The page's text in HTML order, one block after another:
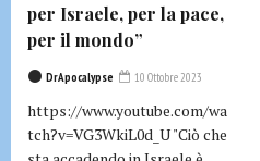
per Israele, per la pace,
per il mondo”
DrApocalypse 10 Ottobre 2023
https://www.youtube.com/wa
tch?v=VG3WkiL0d_U "Ciò che